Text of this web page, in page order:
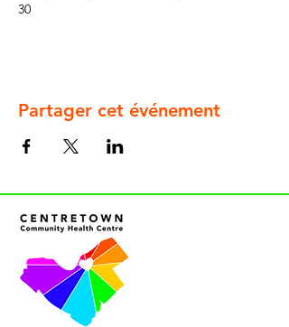
30
Partager cet événement